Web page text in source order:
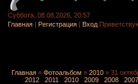
Суббота, 08.08.2026, 20:57
Главная | Регистрация | Вход
Главная » Фотоальбом » 2010 » 31
2012
2011 2010 2009 2008